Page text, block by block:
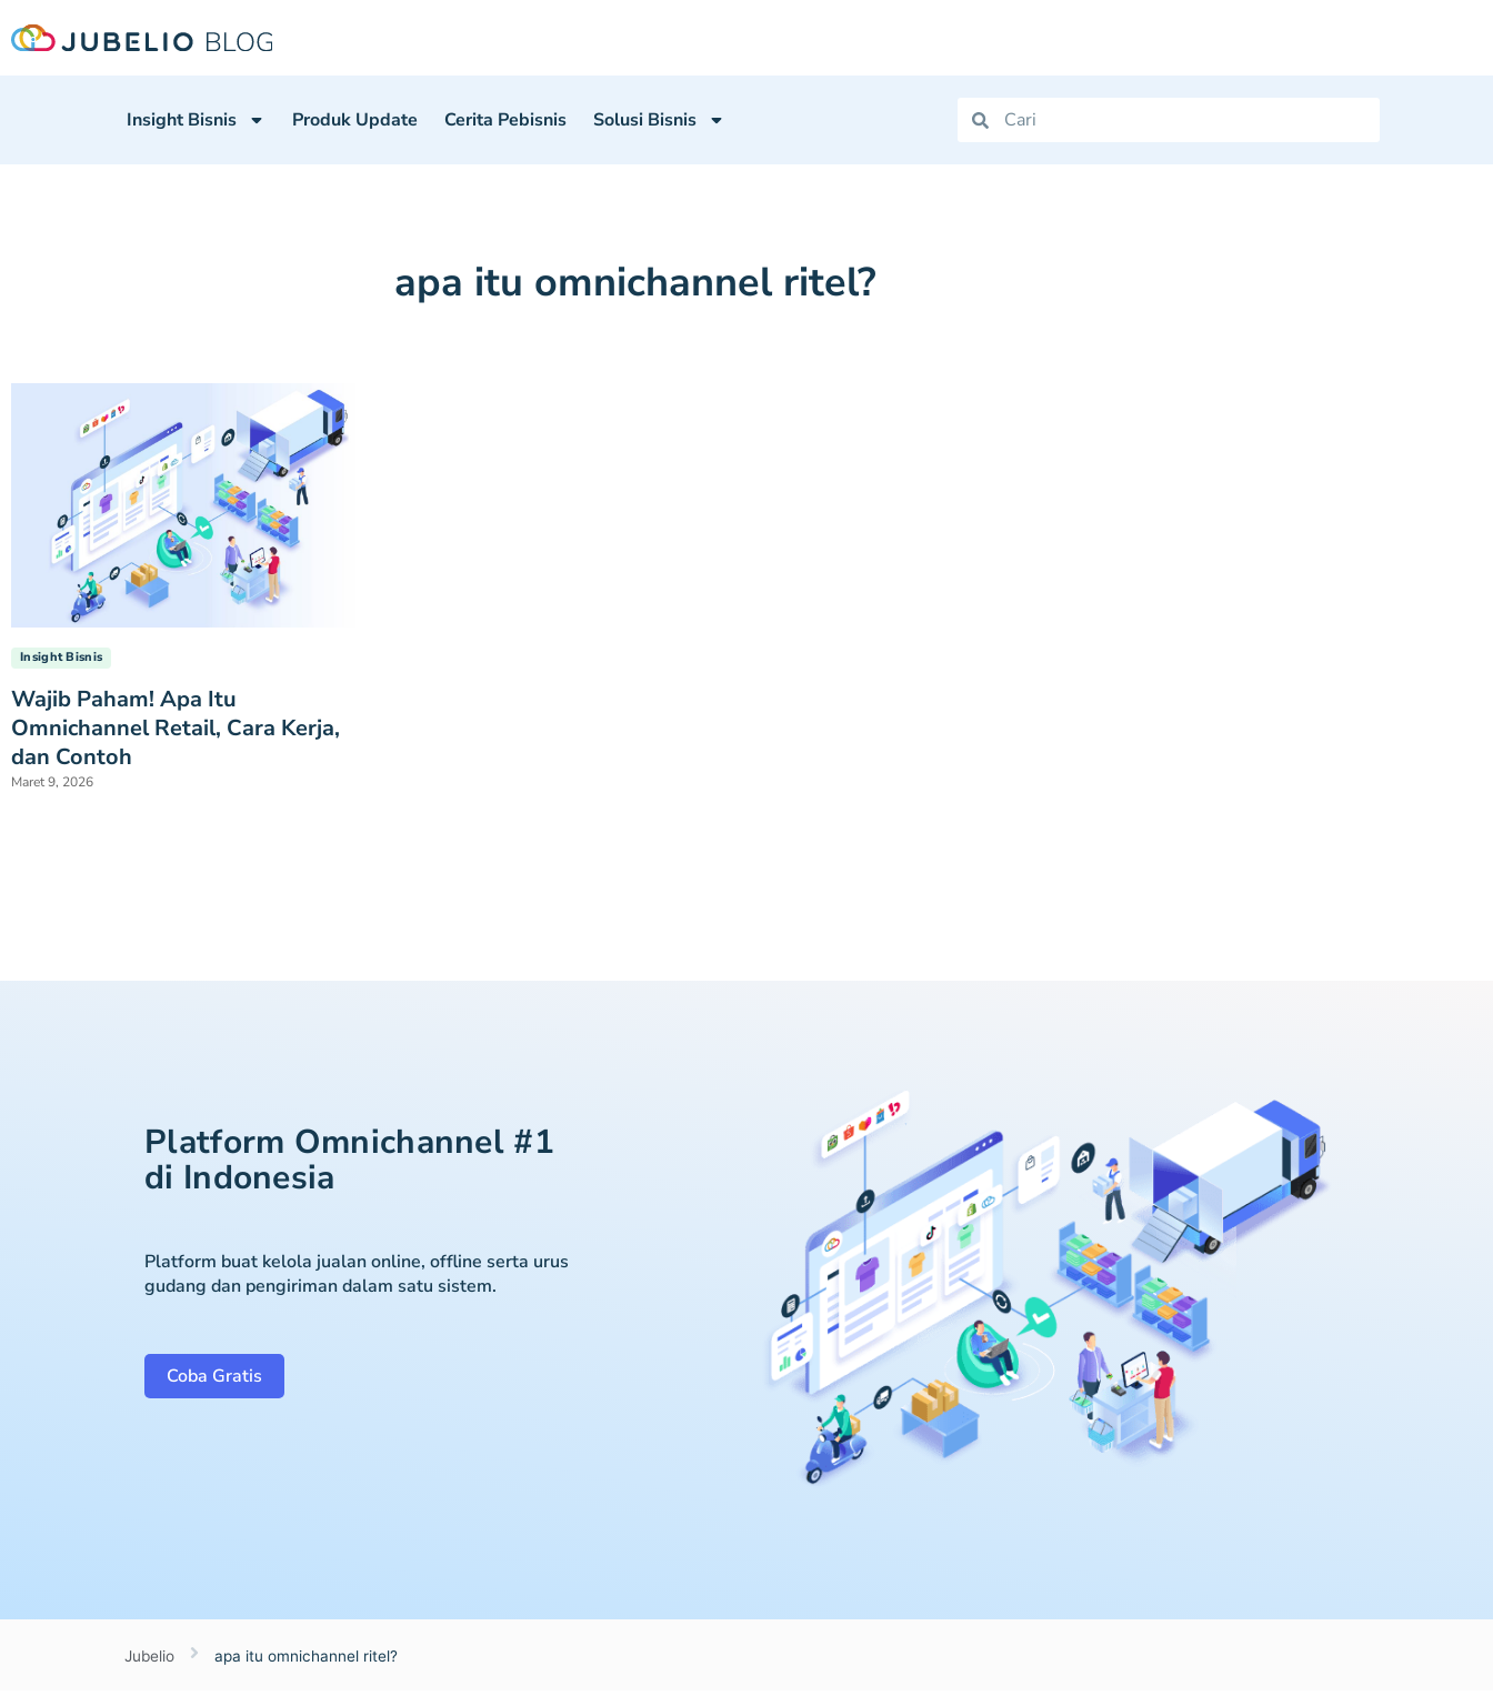
Insight Bisnis Produk Update Cerita Pebisnis Solusi Bisnis
apa itu omnichannel ritel?
Insight Bisnis
Wajib Paham! Apa Itu
Omnichannel Retail, Cara Kerja,
dan Contoh
Maret 9, 2026
Platform Omnichannel #1
di Indonesia
Platform buat kelola jualan online, offline serta urus
gudang dan pengiriman dalam satu sistem.
Coba Gratis
Jubelio apa itu omnichannel ritel?